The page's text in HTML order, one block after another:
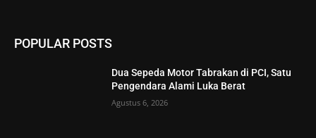
POPULAR POSTS
Dua Sepeda Motor Tabrakan di PCI, Satu
Pengendara Alami Luka Berat
Agustus 6, 2026